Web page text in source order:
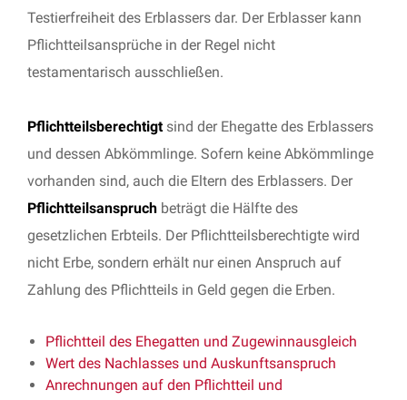
Testierfreiheit des Erblassers dar. Der Erblasser kann
Pflichtteilsansprüche in der Regel nicht
testamentarisch ausschließen.
Pflichtteilsberechtigtsind der Ehegatte des Erblassers
und dessen Abkömmlinge. Sofern keine Abkömmlinge
vorhanden sind, auch die Eltern des Erblassers. Der
Pflichtteilsanspruch beträgt die Hälfte des
gesetzlichen Erbteils. Der Pflichtteilsberechtigte wird
nicht Erbe, sondern erhält nur einen Anspruch auf
Zahlung des Pflichtteils in Geld gegen die Erben.
Pflichtteil des Ehegatten und Zugewinnausgleich
Wert des Nachlasses und Auskunftsanspruch
Anrechnungen auf den Pflichtteil und